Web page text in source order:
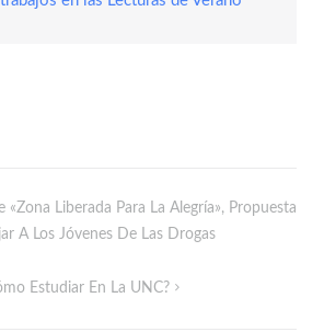
Liberada Para La Alegría», Propuesta
A Los Jóvenes De Las Drogas
Estudiar En La UNC?